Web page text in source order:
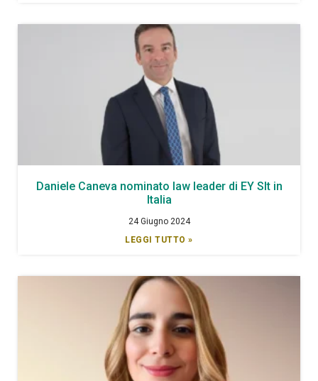
Daniele Caneva nominato law leader di EY Slt in
Italia
24 Giugno 2024
LEGGI TUTTO »